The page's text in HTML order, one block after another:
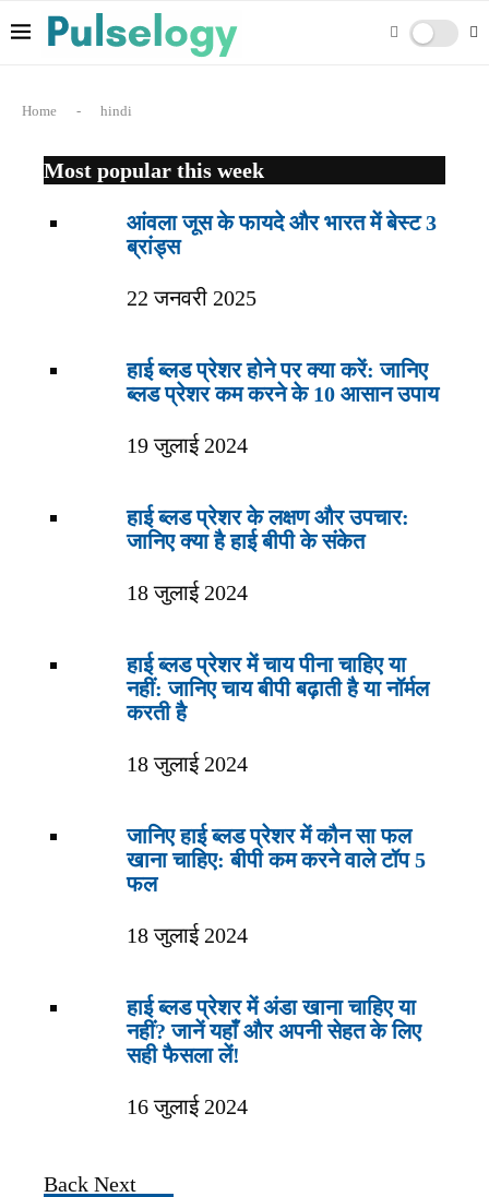
Home - hindi
Most popular this week
आंवला जूस के फायदे और भारत में बेस्ट 3
ब्रांड्स
22 जनवरी 2025
हाई ब्लड प्रेशर होने पर क्या करें: जानिए
ब्लड प्रेशर कम करने के 10 आसान उपाय
19 जुलाई 2024
हाई ब्लड प्रेशर के लक्षण और उपचार:
जानिए क्या है हाई बीपी के संकेत
18 जुलाई 2024
हाई ब्लड प्रेशर में चाय पीना चाहिए या
नहीं: जानिए चाय बीपी बढ़ाती है या नॉर्मल
करती है
18 जुलाई 2024
जानिए हाई ब्लड प्रेशर में कौन सा फल
खाना चाहिए: बीपी कम करने वाले टॉप 5
फल
18 जुलाई 2024
हाई ब्लड प्रेशर में अंडा खाना चाहिए या
नहीं? जानें यहाँ और अपनी सेहत के लिए
सही फैसला लें!
16 जुलाई 2024
Back Next